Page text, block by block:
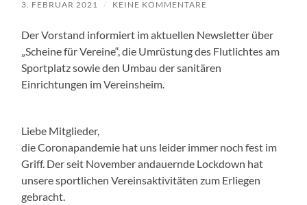
3. FEBRUAR 2021 / KEINE KOMMENTARE
Der Vorstand informiert im aktuellen Newsletter über
„Scheine für Vereine“, die Umrüstung des Flutlichtes am
Sportplatz sowie den Umbau der sanitären
Einrichtungen im Vereinsheim.
Liebe Mitglieder,
die Coronapandemie hat uns leider immer noch fest im
Griff. Der seit November andauernde Lockdown hat
unsere sportlichen Vereinsaktivitäten zum Erliegen
gebracht.